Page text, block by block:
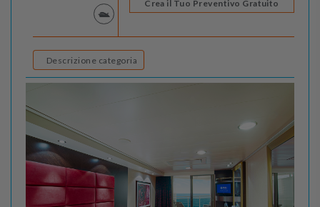
Crea il Tuo Preventivo Gratuito
Descrizione categoria